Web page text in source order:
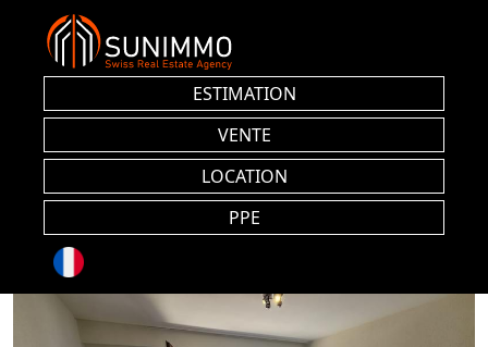
ESTIMATION
VENTE
LOCATION
PPE